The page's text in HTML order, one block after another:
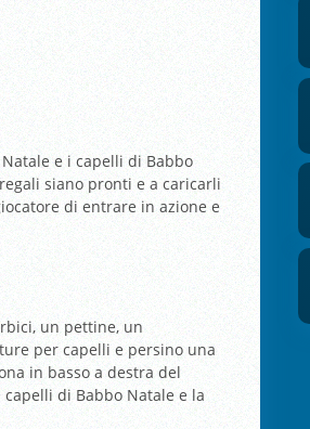
e i capelli di Babbo
siano pronti e a caricarli
di entrare in azione e
un pettine, un
per capelli e persino una
in basso a destra del
di Babbo Natale e la